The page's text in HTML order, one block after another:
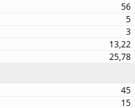
56
5
3
13,22
25,78
45
15